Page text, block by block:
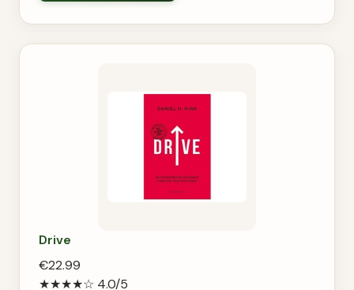
Drive
€22.99
★★★★☆ 4.0/5